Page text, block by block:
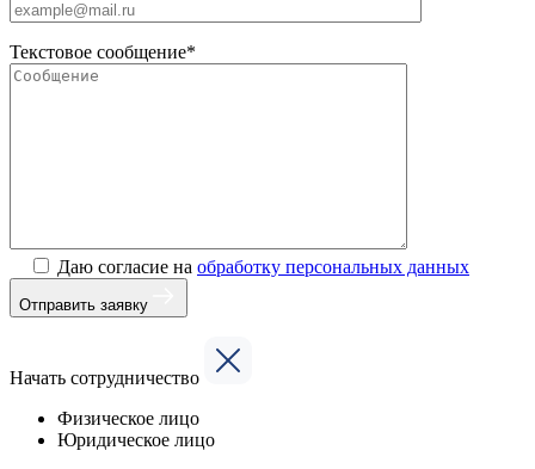
Текстовое сообщение*
Даю согласие на обработку персональных данных
Отправить заявку
Начать сотрудничество
Физическое лицо
Юридическое лицо